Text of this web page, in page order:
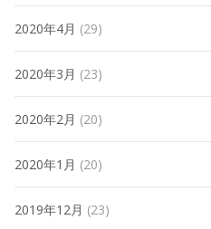
2020年4月 (29)
2020年3月 (23)
2020年2月 (20)
2020年1月 (20)
2019年12月 (23)